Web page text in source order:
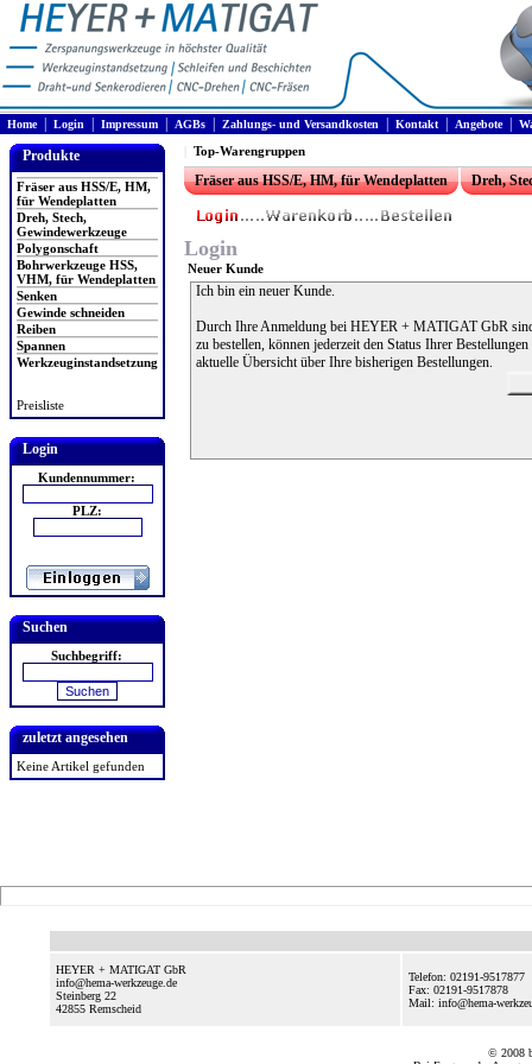
Home| Login Impressum AGBs Zahlungs- und Versandkosten Kontakt| Angebote|
Produkte
Fräser aus HSS/E, HM,
für Wendeplatten
Dreh, Stech,
Gewindewerkzeuge
Polygonschaft
Bohrwerkzeuge HSS,
VHM, für Wendeplatten
Senken
Gewinde schneiden
Reiben
Spannen
Werkzeuginstandsetzung
Preisliste
Login
Kundennummer:
PLZ:
Suchen
Suchbegriff:
zuletzt angesehen
Keine Artikel gefunden
Top-Warengruppen
Fräser aus HSS/E, HM, für Wendeplatten Dreh,
Login
Neuer Kunde
Ich bin ein neuer Kunde.
Durch Ihre Anmeldung bei HEYER + MATIGAT GbR
zu bestellen, können jederzeit den Status Ihrer
aktuelle Übersicht über Ihre bisherigen Bestellungen.
HEYER + MATIGAT GbR
info@hema-werkzeuge.de
Steinberg 22
42855 Remscheid
Telefon: 02191-9517877
Fax: 02191-9517878
Mail: info@hema-
© 2008